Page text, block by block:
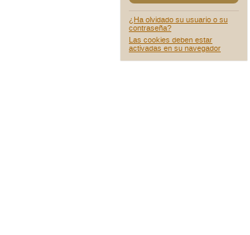
¿Ha olvidado su usuario o su
contraseña?
Las cookies deben estar
activadas en su navegador